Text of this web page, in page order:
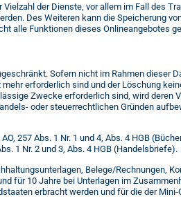
der Dienste, vor allem im Fall des
Des Weiteren kann die Speicherung
alle Funktionen dieses Onlineangebotes
Sofern nicht im Rahmen dieser
erforderlich sind und der Löschung
Zwecke erforderlich sind, wird deren
oder steuerrechtlichen Gründen
257 Abs. 1 Nr. 1 und 4, Abs. 4 HGB
1 Nr. 2 und 3, Abs. 4 HGB (Handelsbriefe).
Belege/Rechnungen,
für 10 Jahre bei Unterlagen im
erbracht werden und für die der Mini-